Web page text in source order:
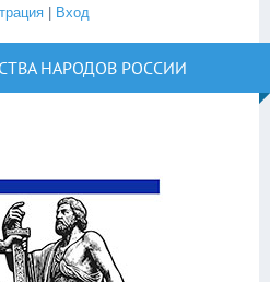
| Вход
НАРОДОВ РОССИИ